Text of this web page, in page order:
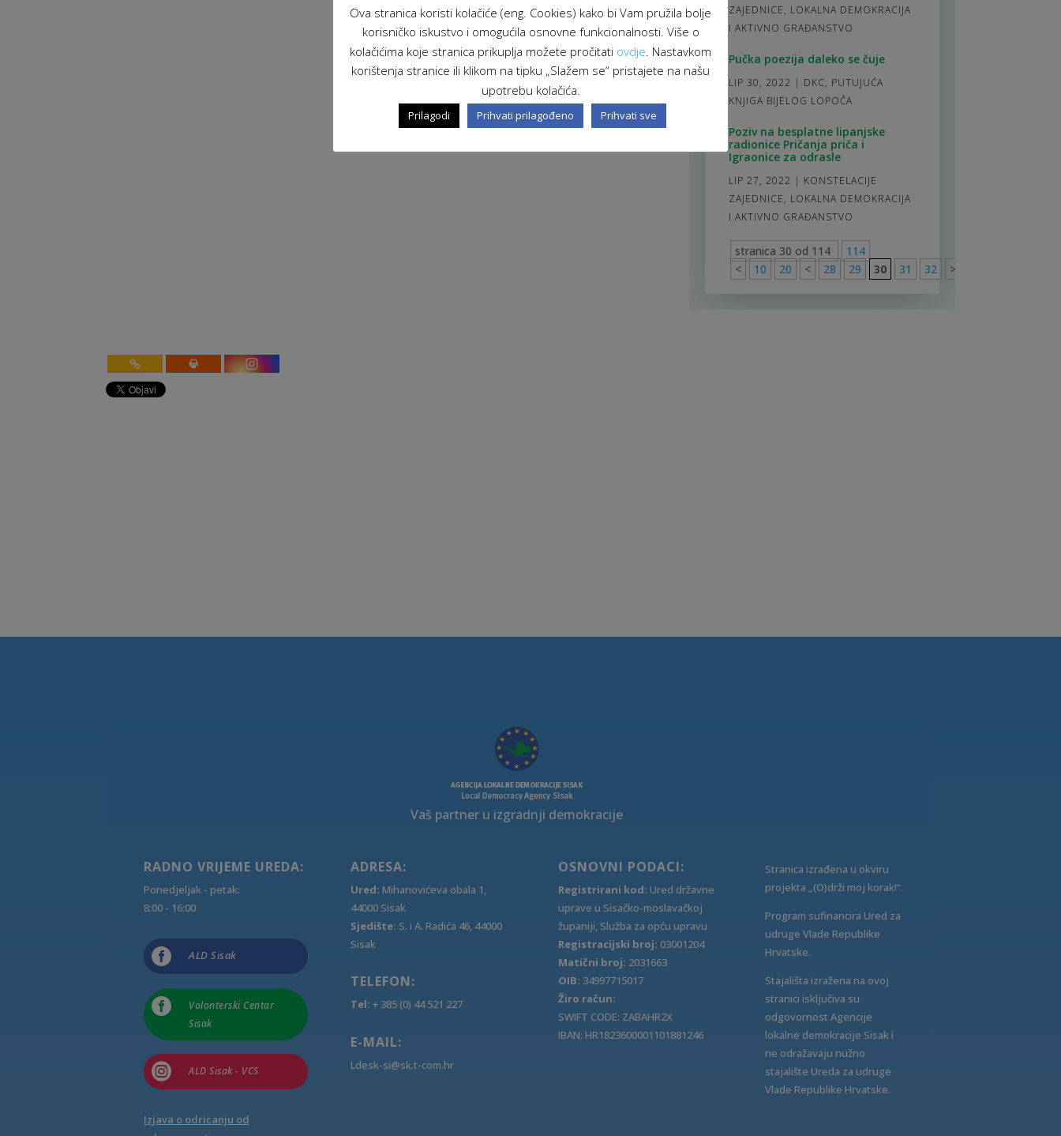
ZAJEDNICE, LOKALNA DEMOKRACIJA
I AKTIVNO GRAĐANSTVO
Pučka poezija daleko se čuje
LIP 30, 2022 | DKC, PUTUJUĆA
KNJIGA BIJELOG LOPOČA
Poziv na besplatne lipanjske
radionice Pričanja priča i
Igraonice za odrasle
LIP 27, 2022 | KONSTELACIJE
ZAJEDNICE, LOKALNA DEMOKRACIJA
I AKTIVNO GRAĐANSTVO
stranica 30 od 114
114
<
10 20 < 28 29 30 31 32 >
Vaš partner u izgradnji demokracije
RADNO VRIJEME UREDA:
Ponedjeljak - petak:
8:00 - 16:00
 ALD Sisak

Volonterski Centar
Sisak
 ALD Sisak - VCS
Izjava o odricanju od
ADRESA:
Ured: Mihanovićeva obala 1,
44000 Sisak
Sjedište: S. i A. Radića 46, 44000
Sisak
TELEFON:
Tel: + 385 (0) 44 521 227
E-MAIL:
Ldesk-si@sk.t-com.hr
OSNOVNI PODACI:
Registrirani kod: Ured državne
uprave u Sisačko-moslavačkoj
županiji, Služba za opću upravu
Registracijski broj: 03001204
Matični broj: 2031663
OIB: 34997715017
Žiro račun:
SWIFT CODE: ZABAHR2X
IBAN: HR1823600001101881246
Stranica izrađena u okviru
projekta „(O)drži moj korak!“.
Program sufinancira Ured za
udruge Vlade Republike
Hrvatske.
Stajališta izražena na ovoj
stranici isključiva su
odgovornost Agencije
lokalne demokracije Sisak i
ne odražavaju nužno
stajalište Ureda za udruge
Vlade Republike Hrvatske.
Ova stranica koristi kolačiće (eng. Cookies) kako bi Vam pružila bolje
korisničko iskustvo i omogućila osnovne funkcionalnosti. Više o
kolačićima koje stranica prikuplja možete pročitati ovdje . Nastavkom
korištenja stranice ili klikom na tipku „Slažem se“ pristajete na našu
upotrebu kolačića.
Prilagodi Prihvati prilagođeno Prihvati sve